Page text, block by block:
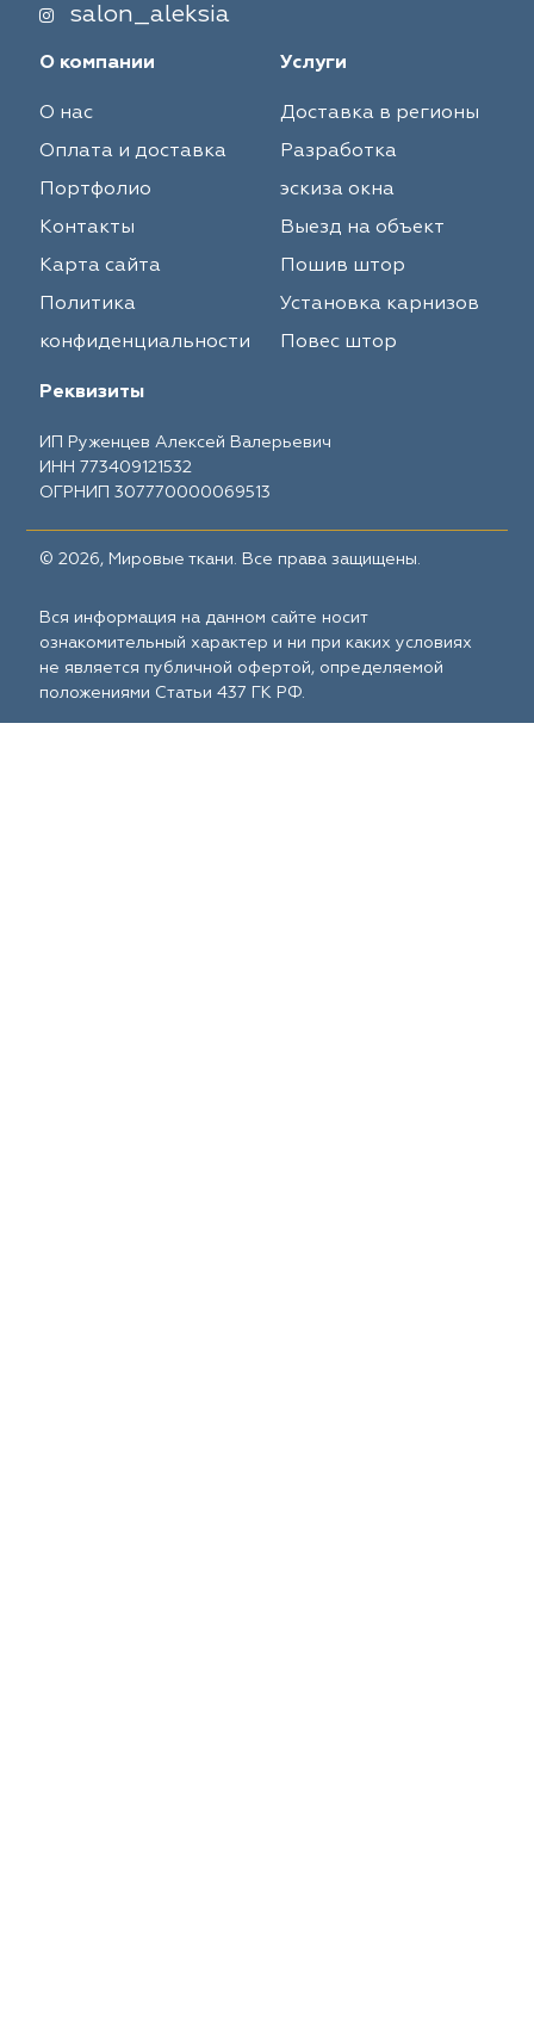
salon_aleksia
О компании
О нас
Оплата и доставка
Портфолио
Контакты
Карта сайта
Политика
конфиденциальности
Услуги
Доставка в регионы
Разработка
эскиза окна
Выезд на объект
Пошив штор
Установка карнизов
Повес штор
Реквизиты
ИП Руженцев Алексей Валерьевич
ИНН 773409121532
ОГРНИП 307770000069513
© 2026, Мировые ткани. Все права защищены.
Вся информация на данном сайте носит
ознакомительный характер и ни при каких условиях
не является публичной офертой, определяемой
положениями Статьи 437 ГК РФ.